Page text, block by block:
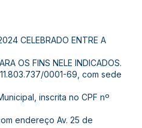
CELEBRADO ENTRE A
OS FINS NELE INDICADOS.
0001-69, com sede
inscrita no CPF nº
endereço Av. 25 de